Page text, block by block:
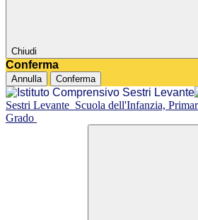
Chiudi
Conferma
Annulla Conferma
Sestri Levante Scuola dell'Infanzia,
Grado